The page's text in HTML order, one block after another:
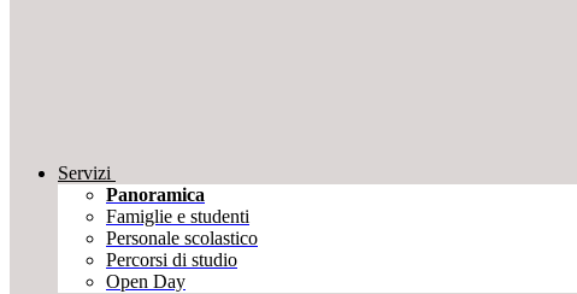
Servizi
Panoramica
Famiglie e studenti
Personale scolastico
Percorsi di studio
Open Day